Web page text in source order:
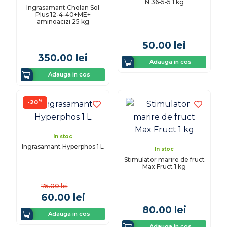
Ingrasamant Chelan Sol
Plus 12-4-40+ME+
aminoacizi 25 kg
350.00 lei
Adauga in cos
N 36-5-5 1 kg
50.00 lei
Adauga in cos
-20%
In stoc
Ingrasamant Hyperphos 1 L
75.00 lei
60.00 lei
Adauga in cos
In stoc
Stimulator marire de fruct
Max Fruct 1 kg
80.00 lei